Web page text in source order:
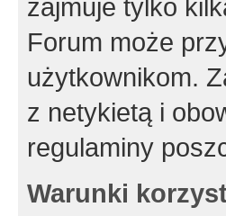
zajmuje tylko
Forum może
użytkownikom.
z netykietą i
regulaminy
Warunki